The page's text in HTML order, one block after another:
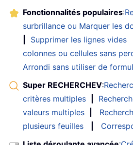
Fonctionnalités populaires:
surbrillance ou Marquer les
Supprimer les lignes vides
colonnes ou cellules sans
Arrondi sans utiliser de
Super RECHERCHEV:
critères multiples
valeurs multiples
plusieurs feuilles